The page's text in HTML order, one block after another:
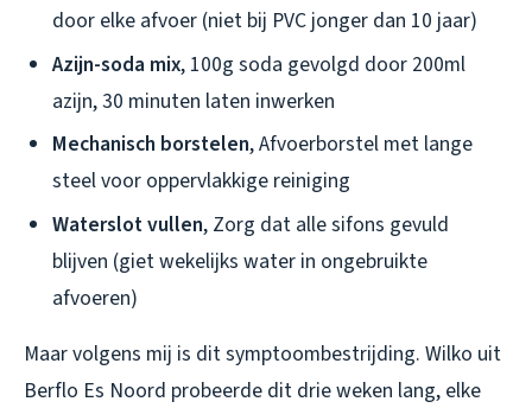
door elke afvoer (niet bij PVC jonger dan 10 jaar)
Azijn-soda mix, 100g soda gevolgd door 200ml
azijn, 30 minuten laten inwerken
Mechanisch borstelen, Afvoerborstel met lange
steel voor oppervlakkige reiniging
Waterslot vullen, Zorg dat alle sifons gevuld
blijven (giet wekelijks water in ongebruikte
afvoeren)
Maar volgens mij is dit symptoombestrijding. Wilko uit
Berflo Es Noord probeerde dit drie weken lang, elke